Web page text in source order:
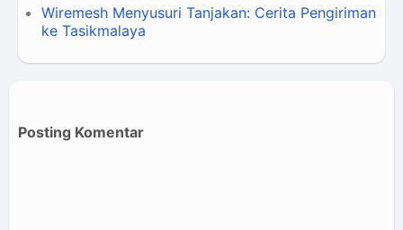
Wiremesh Menyusuri Tanjakan: Cerita Pengiriman
ke Tasikmalaya
Posting Komentar